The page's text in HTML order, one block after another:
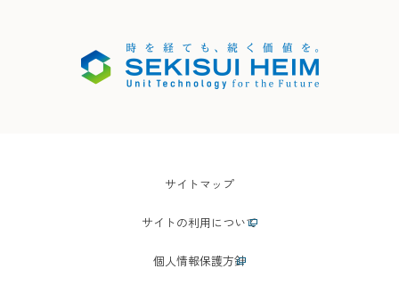
サイトマップ
サイトの利用について
個人情報保護方針